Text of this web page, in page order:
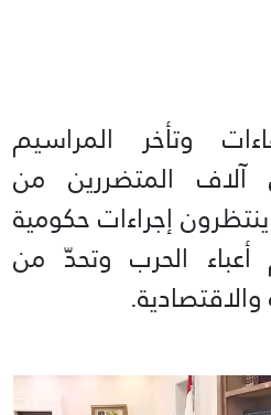
وتأخر المراسيم
آلاف المتضررين من
إجراءات حكومية
الحرب وتحدّ من